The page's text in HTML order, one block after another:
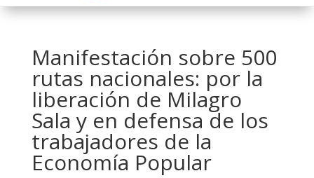
Manifestación sobre 500
rutas nacionales: por la
liberación de Milagro
Sala y en defensa de los
trabajadores de la
Economía Popular